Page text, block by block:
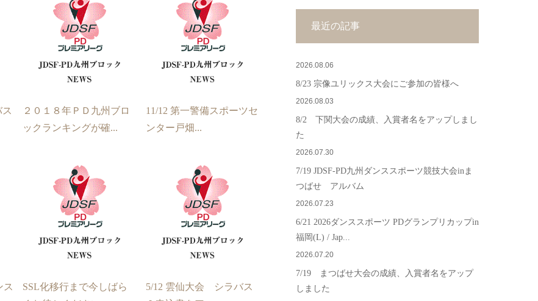
２０１８年ＰＤ九州ブロ
ックランキングが確...
11/12 第一警備スポーツセ
ンター戸畑...
ス
SSL化移行まで今しばら
5/12 雲仙大会 シラバス
最近の記事
2026.08.06
8/23 宗像ユリックス大会にご参加の皆様へ
2026.08.03
8/2 下関大会の成績、入賞者名をアップしまし
た
2026.07.30
7/19 JDSF-PD九州ダンススポーツ競技大会inま
つばせ アルバム
2026.07.23
6/21 2026ダンススポーツ PDグランプリカップin
福岡(L) / Jap...
2026.07.20
7/19 まつばせ大会の成績、入賞者名をアップ
しました